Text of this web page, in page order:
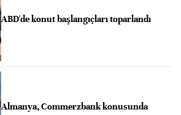
ABD'de konut başlangıçları toparlandı
Almanya, Commerzbank konusunda